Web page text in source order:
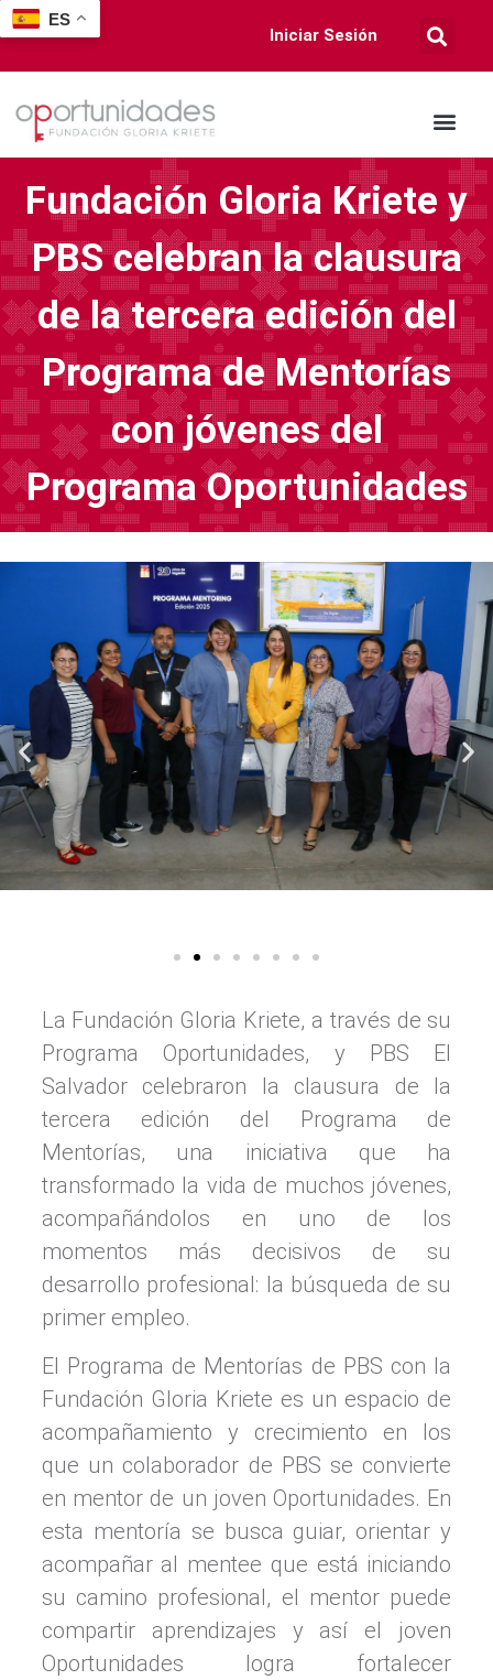
Iniciar Sesión
Fundación Gloria Kriete y
PBS celebran la clausura
de la tercera edición del
Programa de Mentorías
con jóvenes del
Programa Oportunidades
La Fundación Gloria Kriete, a través de su
Programa Oportunidades, y PBS El
Salvador celebraron la clausura de la
tercera edición del Programa de
Mentorías, una iniciativa que ha
transformado la vida de muchos jóvenes,
acompañándolos en uno de los
momentos más decisivos de su
desarrollo profesional: la búsqueda de su
primer empleo.
El Programa de Mentorías de PBS con la
Fundación Gloria Kriete es un espacio de
acompañamiento y crecimiento en los
que un colaborador de PBS se convierte
en mentor de un joven Oportunidades. En
esta mentoría se busca guiar, orientar y
acompañar al mentee que está iniciando
su camino profesional, el mentor puede
compartir aprendizajes y así el joven
Oportunidades logra fortalecer
ES